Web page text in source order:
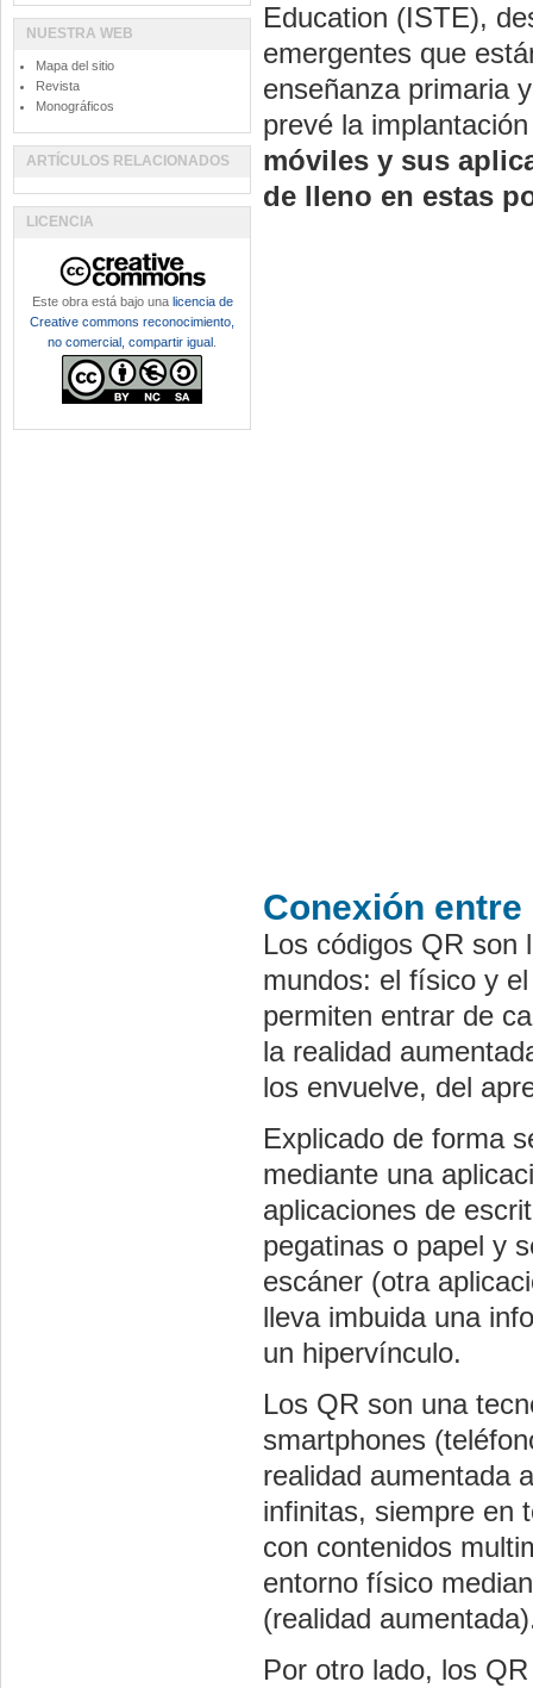
Education (ISTE),
emergentes que
enseñanza primaria
prevé la
móviles y sus
de lleno en estas
Conexión
Los códigos QR son
mundos: el físico y
permiten entrar de
la realidad
los envuelve, del
Explicado de forma
mediante una
aplicaciones de
pegatinas o papel y
escáner (otra
lleva imbuida una
un hipervínculo.
Los QR son una
smartphones
realidad aumentada
infinitas, siempre en
con contenidos
entorno físico
(realidad
Por otro lado, los
NUESTRA WEB
Mapa del sitio
Revista
Monográficos
ARTÍCULOS RELACIONADOS
LICENCIA
Este obra está bajo una licencia de
Creative commons reconocimiento,
no comercial, compartir igual